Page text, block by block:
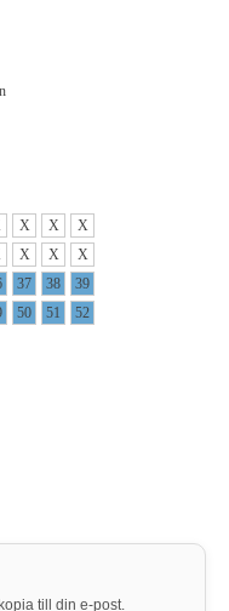
X X
X
X X
X
37 38
39
50 51
52
till din e-post.